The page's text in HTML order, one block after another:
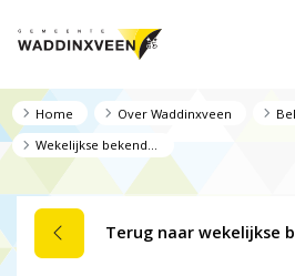
Home Over Waddinxveen
Wekelijkse bekendmakingen
Terug naar wekelijkse